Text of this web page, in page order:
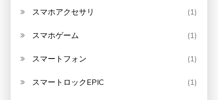
スマホアクセサリ (1)
スマホゲーム (1)
スマートフォン (1)
スマートロックEPIC (1)